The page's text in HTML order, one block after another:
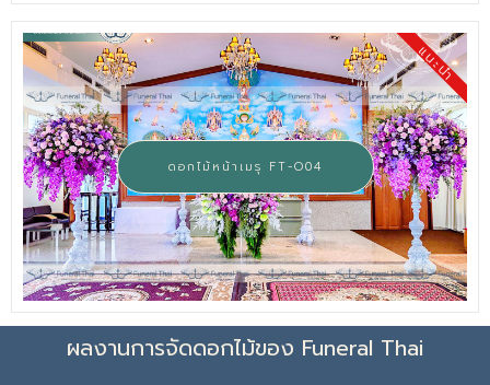
ดอกไม้หน้าเมรุ FT-O04
แนะนำ
ผลงานการจัดดอกไม้ของ Funeral Thai